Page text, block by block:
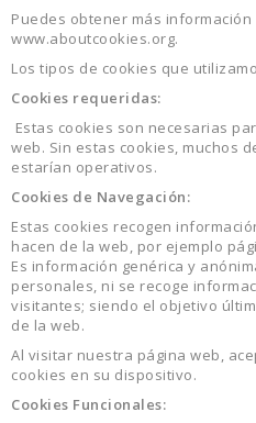
Puedes obtener más
www.aboutcookies.org.
Los tipos de cookies que
Cookies requeridas:
Estas cookies son necesarias
web. Sin estas cookies, muchos
estarían operativos.
Cookies de Navegación:
Estas cookies recogen
hacen de la web, por ejemplo
Es información genérica y
personales, ni se recoge
visitantes; siendo el objetivo
de la web.
Al visitar nuestra página web,
cookies en su dispositivo.
Cookies Funcionales: